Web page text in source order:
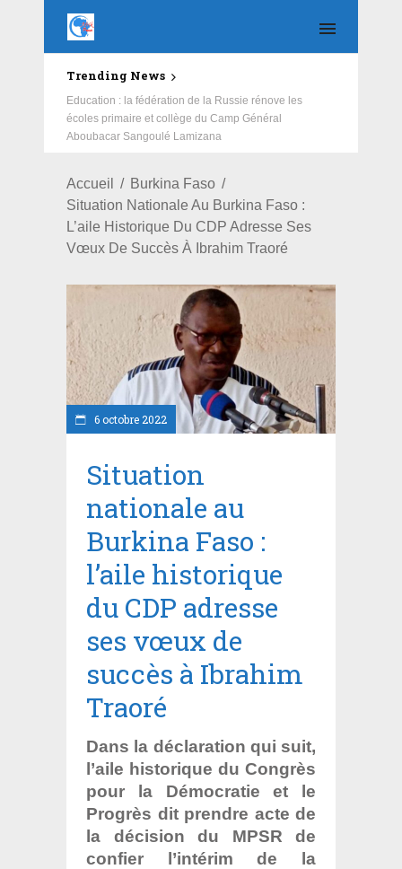
Trending News
Education : la fédération de la Russie rénove les
écoles primaire et collège du Camp Général
Aboubacar Sangoulé Lamizana
Accueil
Burkina Faso
Situation Nationale Au Burkina Faso :
L’aile Historique Du CDP Adresse Ses
Vœux De Succès À Ibrahim Traoré
6 octobre 2022
Situation
nationale au
Burkina Faso :
l’aile historique
du CDP adresse
ses vœux de
succès à Ibrahim
Traoré
Dans la déclaration qui suit,
l’aile historique du Congrès
pour la Démocratie et le
Progrès dit prendre acte de
la décision du MPSR de
confier l’intérim de la